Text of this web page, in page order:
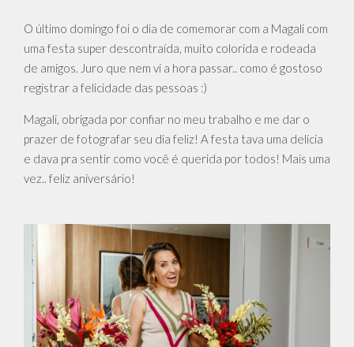
O último domingo foi o dia de comemorar com a Magali com
uma festa super descontraída, muito colorida e rodeada
de amigos. Juro que nem vi a hora passar.. como é gostoso
registrar a felicidade das pessoas :)
Magali, obrigada por confiar no meu trabalho e me dar o
prazer de fotografar seu dia feliz! A festa tava uma delícia
e dava pra sentir como você é querida por todos! Mais uma
vez.. feliz aniversário!